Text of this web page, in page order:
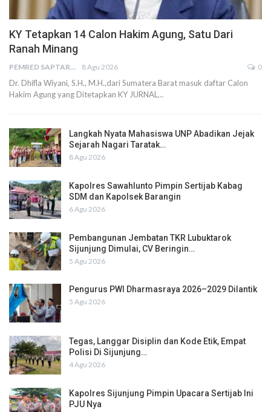
KY Tetapkan 14 Calon Hakim Agung, Satu Dari
Ranah Minang
PEMRED SAPTARIUS 8 Agu 2026 0
Dr. Dhifla Wiyani, S.H., M.H.,dari Sumatera Barat masuk daftar Calon
Hakim Agung yang Ditetapkan KY JURNAL…
Langkah Nyata Mahasiswa UNP Abadikan Jejak
Sejarah Nagari Taratak…
8 Agu 2026
Kapolres Sawahlunto Pimpin Sertijab Kabag
SDM dan Kapolsek Barangin
6 Agu 2026
Pembangunan Jembatan TKR Lubuktarok
Sijunjung Dimulai, CV Beringin…
5 Agu 2026
Pengurus PWI Dharmasraya 2026–2029 Dilantik
5 Agu 2026
Tegas, Langgar Disiplin dan Kode Etik, Empat
Polisi Di Sijunjung…
4 Agu 2026
Kapolres Sijunjung Pimpin Upacara Sertijab Ini
PJU Nya